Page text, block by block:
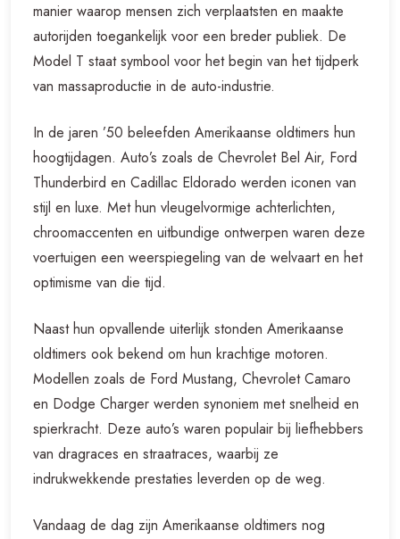
manier waarop mensen zich verplaatsten en maakte
autorijden toegankelijk voor een breder publiek. De
Model T staat symbool voor het begin van het tijdperk
van massaproductie in de auto-industrie.
In de jaren ’50 beleefden Amerikaanse oldtimers hun
hoogtijdagen. Auto’s zoals de Chevrolet Bel Air, Ford
Thunderbird en Cadillac Eldorado werden iconen van
stijl en luxe. Met hun vleugelvormige achterlichten,
chroomaccenten en uitbundige ontwerpen waren deze
voertuigen een weerspiegeling van de welvaart en het
optimisme van die tijd.
Naast hun opvallende uiterlijk stonden Amerikaanse
oldtimers ook bekend om hun krachtige motoren.
Modellen zoals de Ford Mustang, Chevrolet Camaro
en Dodge Charger werden synoniem met snelheid en
spierkracht. Deze auto’s waren populair bij liefhebbers
van dragraces en straatraces, waarbij ze
indrukwekkende prestaties leverden op de weg.
Vandaag de dag zijn Amerikaanse oldtimers nog